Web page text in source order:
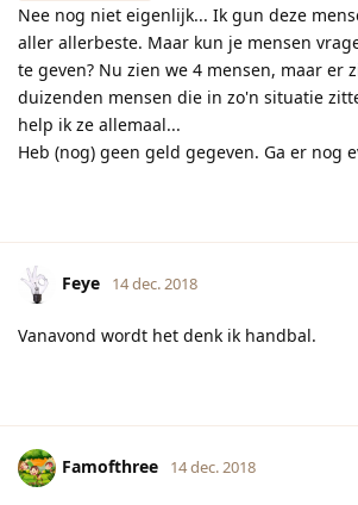
Nee nog niet eigenlijk... Ik gun deze
aller allerbeste. Maar kun je mensen
te geven? Nu zien we 4 mensen, maar er
duizenden mensen die in zo'n situatie
help ik ze allemaal...
Heb (nog) geen geld gegeven. Ga er nog
Feye 14 dec. 2018
Vanavond wordt het denk ik handbal.
Famofthree 14 dec. 2018